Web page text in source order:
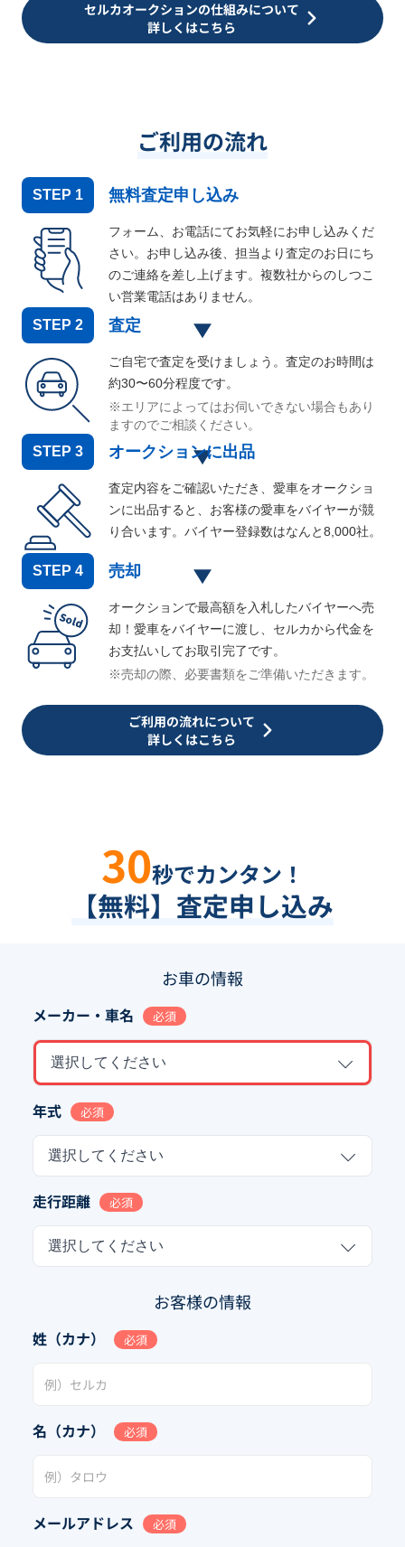
セルカオークションの仕組みについて
詳しくはこちら
ご利用の流れ
STEP 1 無料査定申し込み
フォーム、お電話にてお気軽にお申し込みくだ
さい。お申し込み後、担当より査定のお日にち
のご連絡を差し上げます。複数社からのしつこ
い営業電話はありません。
STEP 2 査定
ご自宅で査定を受けましょう。査定のお時間は
約30〜60分程度です。
※エリアによってはお伺いできない場合もあり
ますのでご相談ください。
STEP 3 オークションに出品
査定内容をご確認いただき、愛車をオークショ
ンに出品すると、お客様の愛車をバイヤーが競
り合います。バイヤー登録数はなんと8,000社。
STEP 4 売却
オークションで最高額を入札したバイヤーへ売
却！愛車をバイヤーに渡し、セルカから代金を
お支払いしてお取引完了です。
※売却の際、必要書類をご準備いただきます。
ご利用の流れについて
詳しくはこちら
30秒でカンタン！
【無料】査定申し込み
お車の情報
メーカー・車名 必須
選択してください
年式 必須
選択してください
走行距離 必須
選択してください
お客様の情報
姓（カナ） 必須
名（カナ） 必須
メールアドレス 必須